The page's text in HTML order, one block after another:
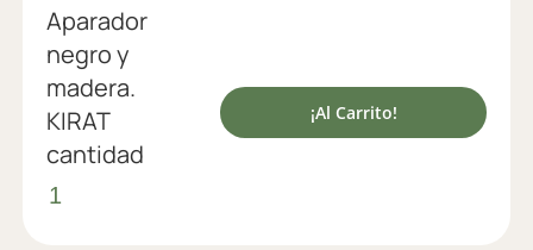
Aparador
negro y
madera.
KIRAT
cantidad
¡Al Carrito!